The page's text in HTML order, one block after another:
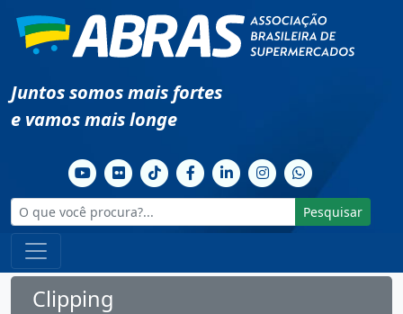
Juntos somos mais fortes
e vamos mais longe
Pesquisar
Clipping